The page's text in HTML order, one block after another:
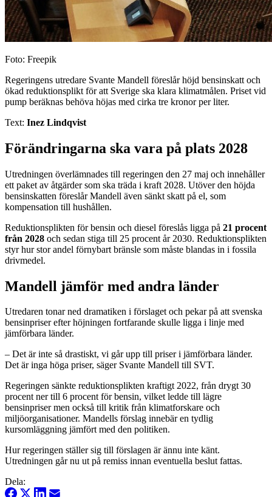
Foto: Freepik
Regeringens utredare Svante Mandell föreslår höjd bensinskatt och
ökad reduktionsplikt för att Sverige ska klara klimatmålen. Priset vid
pump beräknas behöva höjas med cirka tre kronor per liter.
Text: Inez Lindqvist
Förändringarna ska vara på plats 2028
Utredningen överlämnades till regeringen den 27 maj och innehåller
ett paket av åtgärder som ska träda i kraft 2028. Utöver den höjda
bensinskatten föreslår Mandell även sänkt skatt på el, som
kompensation till hushållen.
Reduktionsplikten för bensin och diesel föreslås ligga på 21 procent
från 2028 och sedan stiga till 25 procent år 2030. Reduktionsplikten
styr hur stor andel förnybart bränsle som måste blandas in i fossila
drivmedel.
Mandell jämför med andra länder
Utredaren tonar ned dramatiken i förslaget och pekar på att svenska
bensinpriser efter höjningen fortfarande skulle ligga i linje med
jämförbara länder.
– Det är inte så drastiskt, vi går upp till priser i jämförbara länder.
Det är inga höga priser, säger Svante Mandell till SVT.
Regeringen sänkte reduktionsplikten kraftigt 2022, från drygt 30
procent ner till 6 procent för bensin, vilket ledde till lägre
bensinpriser men också till kritik från klimatforskare och
miljöorganisationer. Mandells förslag innebär en tydlig
kursomläggning jämfört med den politiken.
Hur regeringen ställer sig till förslagen är ännu inte känt.
Utredningen går nu ut på remiss innan eventuella beslut fattas.
Dela: